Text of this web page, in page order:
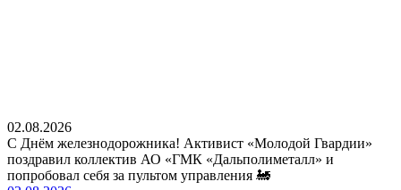
02.08.2026
С Днём железнодорожника! Активист «Молодой Гвардии»
поздравил коллектив АО «ГМК «Дальполиметалл» и
попробовал себя за пультом управления 🚂